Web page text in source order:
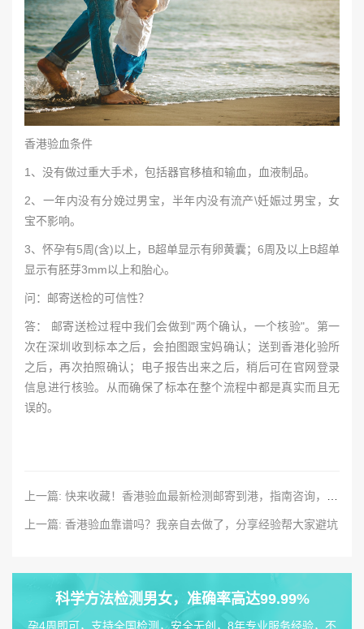
香港验血条件
1、没有做过重大手术，包括器官移植和输血，血液制品。
2、一年内没有分娩过男宝，半年内没有流产\妊娠过男宝，女
宝不影响。
3、怀孕有5周(含)以上，B超单显示有卵黄囊；6周及以上B超单
显示有胚芽3mm以上和胎心。
问：邮寄送检的可信性？
答： 邮寄送检过程中我们会做到"两个确认，一个核验"。第一
次在深圳收到标本之后，会拍图跟宝妈确认；送到香港化验所
之后，再次拍照确认；电子报告出来之后，稍后可在官网登录
信息进行核验。从而确保了标本在整个流程中都是真实而且无
误的。
上一篇: 香港验血靠谱吗？我亲自去做了，分享经验帮大家避坑
科学方法检测男女，准确率高达99.99%
孕4周即可，支持全国检测，安全无创，8年专业服务经验，不